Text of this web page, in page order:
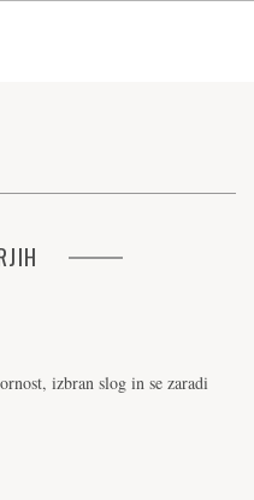
izbran slog in se zaradi